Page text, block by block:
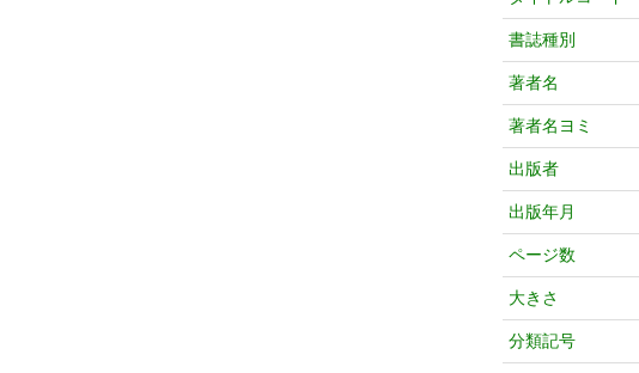
書誌種別
著者名
著者名ヨミ
出版者
出版年月
ページ数
大きさ
分類記号